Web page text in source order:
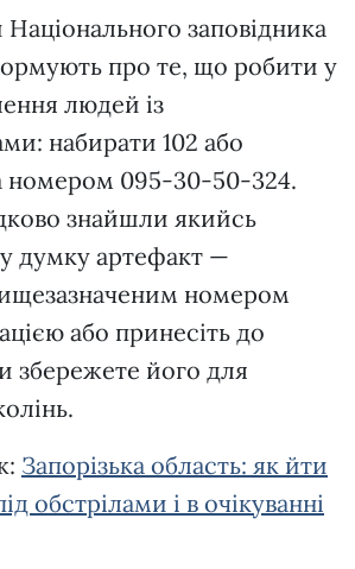
заповідника
про те, що робити у
людей із
набирати 102 або
номером 095-30-50-324.
знайшли якийсь
думку артефакт —
номером
або принесіть до
збережете його для
Запорізька область: як йти
обстрілами і в очікуванні